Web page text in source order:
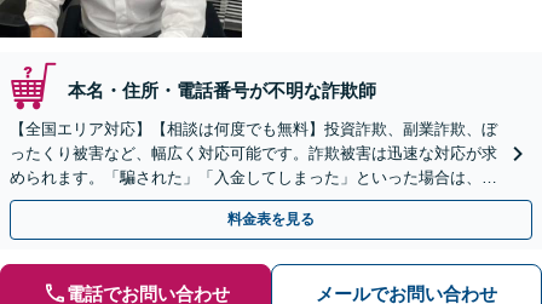
本名・住所・電話番号が不明な詐欺師
【全国エリア対応】【相談は何度でも無料】投資詐欺、副業詐欺、ぼ
ったくり被害など、幅広く対応可能です。詐欺被害は迅速な対応が求
められます。「騙された」「入金してしまった」といった場合は、お
早めにご相談ください。【電話・メール・WEB相談可】
料金表を見る
電話でお問い合わせ メールでお問い合わせ